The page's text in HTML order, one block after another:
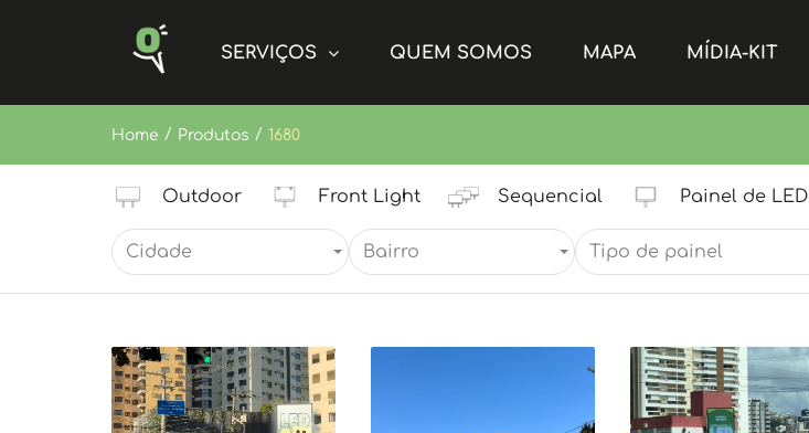
SERVIÇOS QUEM SOMOS MAPA MÍDIA-KIT
Home / Produtos / 1680
Outdoor Front Light Sequencial Painel de LED
Cidade Bairro Tipo de painel